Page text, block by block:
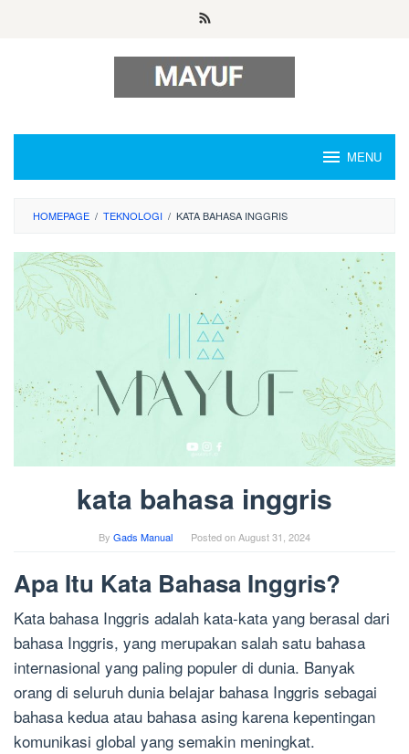
MENU
HOMEPAGE / TEKNOLOGI / KATA BAHASA INGGRIS
kata bahasa inggris
By Gads Manual Posted onAugust 31, 2024
Apa Itu Kata Bahasa Inggris?
Kata bahasa Inggris adalah kata-kata yang berasal dari
bahasa Inggris, yang merupakan salah satu bahasa
internasional yang paling populer di dunia. Banyak
orang di seluruh dunia belajar bahasa Inggris sebagai
bahasa kedua atau bahasa asing karena kepentingan
komunikasi global yang semakin meningkat.